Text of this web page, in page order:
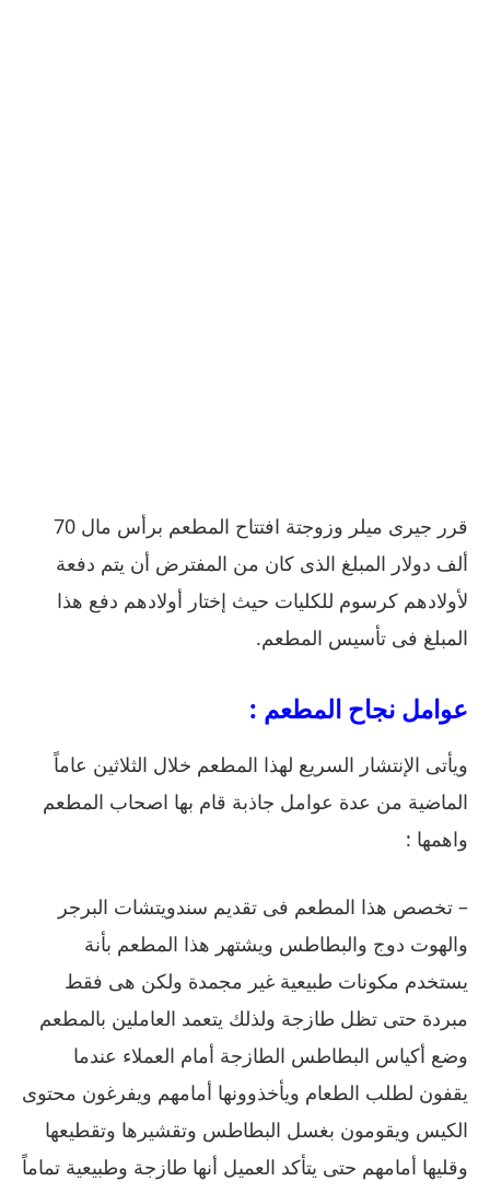
قرر جيرى ميلر وزوجتة افتتاح المطعم برأس مال
ألف دولار المبلغ الذى كان من المفترض أن يتم دفعة
لأولادهم كرسوم للكليات حيث إختار أولادهم دفع هذا
المبلغ فى تأسيس المطعم.
عوامل نجاح المطعم :
ويأتى الإنتشار السريع لهذا المطعم خلال الثلاثين عاماً
الماضية من عدة عوامل جاذبة قام بها اصحاب المطعم
واهمها :
– تخصص هذا المطعم فى تقديم سندويتشات البرجر
والهوت دوج والبطاطس ويشتهر هذا المطعم بأنة
يستخدم مكونات طبيعية غير مجمدة ولكن هى فقط
مبردة حتى تظل طازجة ولذلك يتعمد العاملين بالمطعم
وضع أكياس البطاطس الطازجة أمام العملاء عندما
يقفون لطلب الطعام ويأخذوونها أمامهم ويفرغون محتوى
الكيس ويقومون بغسل البطاطس وتقشيرها وتقطيعها
وقليها أمامهم حتى يتأكد العميل أنها طازجة وطبيعية تماماً